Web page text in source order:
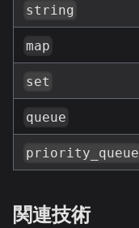
string
map
set
queue
priority_queue
関連技術